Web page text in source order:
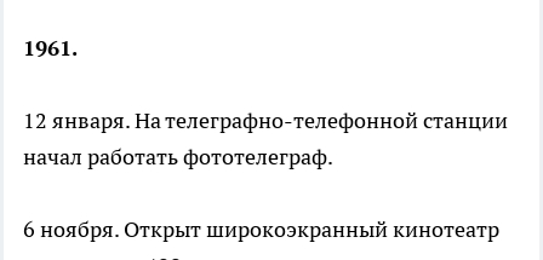
1961.
12 января. На телеграфно-телефонной станции
начал работать фототелеграф.
6 ноября. Открыт широкоэкранный кинотеатр